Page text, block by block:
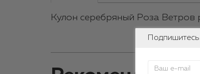
Подпишитесь
Кулон серебряный Роза